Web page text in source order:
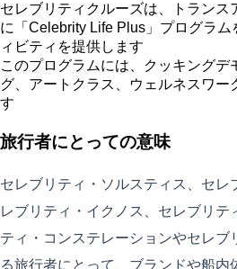
セレブリティクルーズは、トランス
に「Celebrity Life Plus」プログラ
ィビティを提供します
このプログラムには、クッキングデ
グ、アートクラス、ウェルネスワー
す
旅行者にとっての意味
セレブリティ・ソルスティス、セレ
レブリティ・イクノス、セレブリテ
ティ・コンステレーションやセレブ
る旅行者にとって、ブランドや船